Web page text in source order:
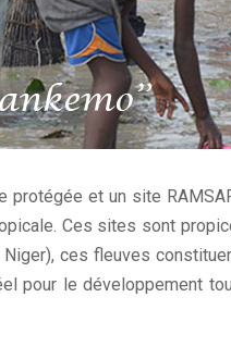
et un site
Ces sites sont
ces fleuves
pour le